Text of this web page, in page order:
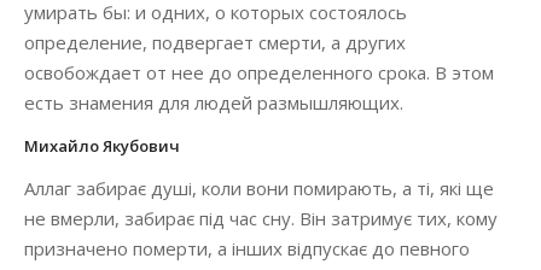
умирать бы: и одних, о которых состоялось
определение, подвергает смерти, а других
освобождает от нее до определенного срока. В этом
есть знамения для людей размышляющих.
Михайло Якубович
Аллаг забирає душі, коли вони помирають, а ті, які ще
не вмерли, забирає під час сну. Він затримує тих, кому
призначено померти, а інших відпускає до певного